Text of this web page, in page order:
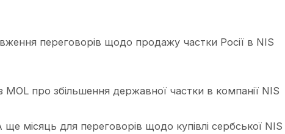
переговорів щодо продажу частки Росії в NIS
MOL про збільшення державної частки в компанії NIS
місяць для переговорів щодо купівлі сербської NIS